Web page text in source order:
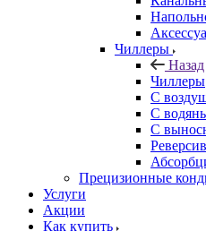
Чиллеры
Назад
Чиллеры
С
С
С
Прецизионные
Услуги
Акции
Как купить